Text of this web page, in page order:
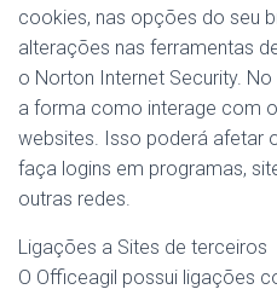
cookies, nas opções do seu
alterações nas ferramentas
o Norton Internet Security.
a forma como interage com
websites. Isso poderá afetar
faça logins em programas,
outras redes.
Ligações a Sites de terceiros
O Officeagil possui ligações